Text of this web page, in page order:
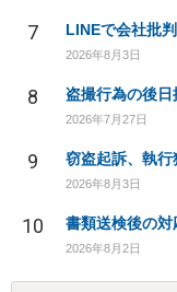
7 LINEで会社批
2026年8月3日
8 盗撮行為の後
2026年7月27日
9 窃盗起訴、執行
2026年8月3日
10
2026年8月2日